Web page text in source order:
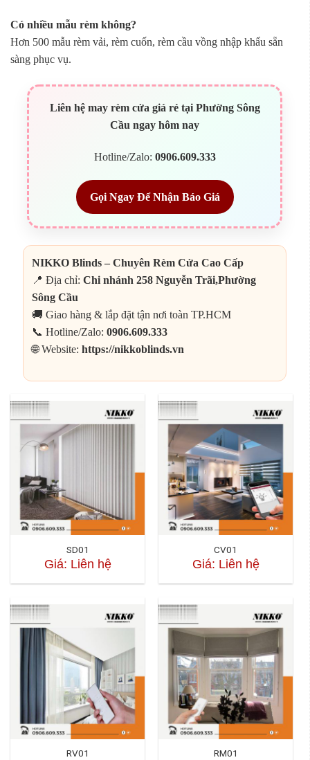
Có nhiều mẫu rèm không?
Hơn 500 mẫu rèm vải, rèm cuốn, rèm cầu vồng nhập khẩu sẵn
sàng phục vụ.
Liên hệ may rèm cửa giá rẻ tại Phường Sông
Cầu ngay hôm nay
Hotline/Zalo: 0906.609.333
Gọi Ngay Để Nhận Báo Giá
NIKKO Blinds – Chuyên Rèm Cửa Cao Cấp
📍 Địa chỉ: Chi nhánh 258 Nguyễn Trãi,Phường
Sông Cầu
🚚 Giao hàng & lắp đặt tận nơi toàn TP.HCM
📞 Hotline/Zalo: 0906.609.333
🌐 Website: https://nikkoblinds.vn
SD01
Giá: Liên hệ
CV01
Giá: Liên hệ
RV01 RM01